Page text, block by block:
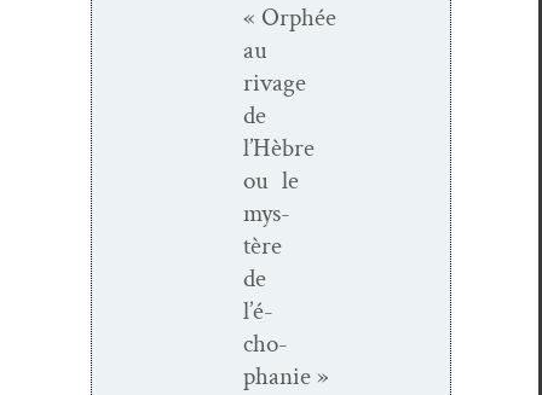
« Orphée
au
rivage
de
l’Hèbre
ou le
mys­
tère
de
l’é­
cho­
phanie »